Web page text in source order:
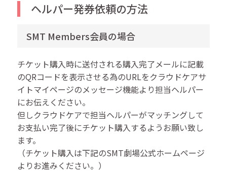
ヘルパー発券依頼の方法
SMT Members会員の場合
チケット購入時に送付される購入完了メールに記載
のQRコードを表示させる為のURLをクラウドケアサ
イトマイページのメッセージ機能より担当ヘルパー
にお伝えください。
但しクラウドケアで担当ヘルパーがマッチングして
お支払い完了後にチケット購入するようお願い致し
ます。
（チケット購入は下記のSMT劇場公式ホームページ
よりお進みください。）